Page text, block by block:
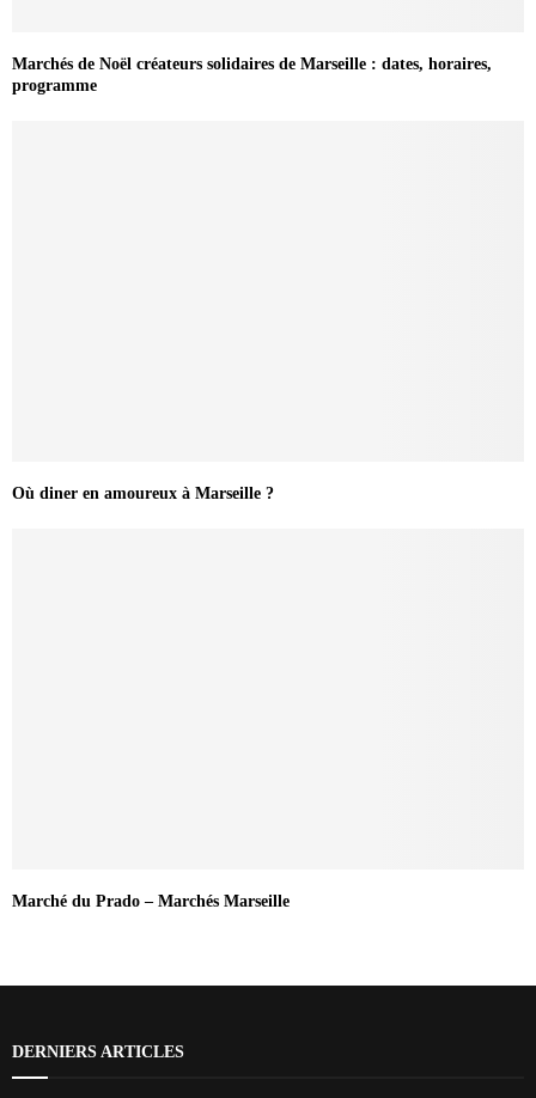
Marchés de Noël créateurs solidaires de Marseille : dates, horaires,
programme
Où diner en amoureux à Marseille ?
Marché du Prado – Marchés Marseille
DERNIERS ARTICLES